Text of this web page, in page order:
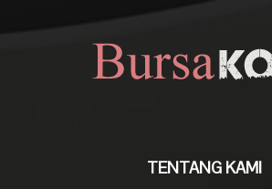
TENTANG KAMI